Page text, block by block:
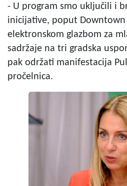
- U program smo uključili i
inicijative, poput Downtown
elektronskom glazbom za
sadržaje na tri gradska
pak održati manifestacija
pročelnica.